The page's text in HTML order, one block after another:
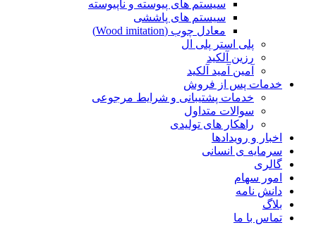
سیستم های پیوسته و ناپیوسته
سیستم های پاششی
معادل چوب (Wood imitation)
پلی استر پلی ال
رزین آلکید
آمین آمید آلکید
خدمات پس از فروش
خدمات پشتیبانی و شرایط مرجوعی
سوالات متداول
راهکار های تولیدی
اخبار و رویدادها
سرمایه ی انسانی
گالری
امور سهام
دانش نامه
بلاگ
تماس با ما